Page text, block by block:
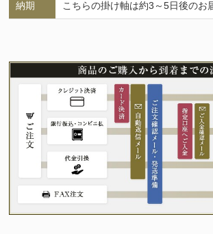
納期 こちらの掛け軸は約3～5日後のお